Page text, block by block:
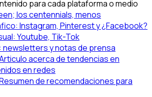
para cada plataforma o medio
los centennials, menos
Instagram, Pinterest y ¿Facebook?
Youtube, Tik-Tok
y notas de prensa
acerca de tendencias en
en redes
de recomendaciones para